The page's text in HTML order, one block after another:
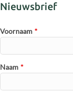
Nieuwsbrief
Voornaam *
Naam *